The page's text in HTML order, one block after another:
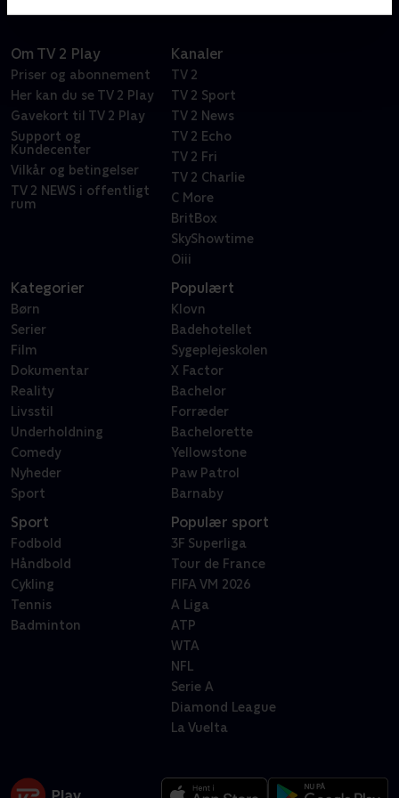
Om TV 2 Play
Priser og abonnement
Her kan du se TV 2 Play
Gavekort til TV 2 Play
Support og
Kundecenter
Vilkår og betingelser
TV 2 NEWS i offentligt
rum
Kanaler
TV 2
TV 2 Sport
TV 2 News
TV 2 Echo
TV 2 Fri
TV 2 Charlie
C More
BritBox
SkyShowtime
Oiii
Kategorier
Børn
Serier
Film
Dokumentar
Reality
Livsstil
Underholdning
Comedy
Nyheder
Sport
Populært
Klovn
Badehotellet
Sygeplejeskolen
X Factor
Bachelor
Forræder
Bachelorette
Yellowstone
Paw Patrol
Barnaby
Sport
Fodbold
Håndbold
Cykling
Tennis
Badminton
Populær sport
3F Superliga
Tour de France
FIFA VM 2026
A Liga
ATP
WTA
NFL
Serie A
Diamond League
La Vuelta